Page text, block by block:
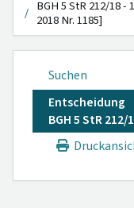
BGH 5 StR 212/18 -
2018 Nr. 1185]
Suchen
Entscheidung
BGH 5 StR 212/